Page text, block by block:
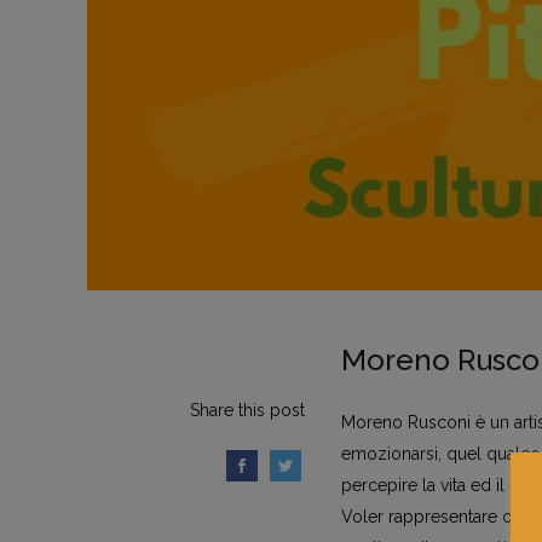
Moreno
Share this post
Moreno Rusconi è un
emozionarsi, quel
percepire la vita ed il
Voler rappresentare o